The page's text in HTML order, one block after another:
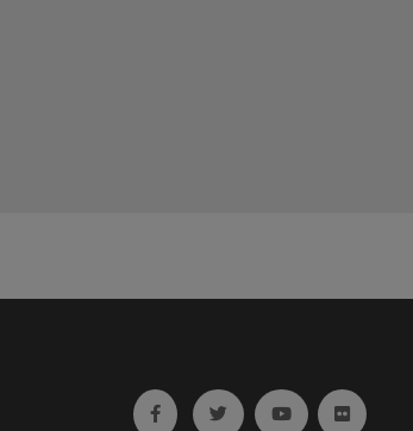
Ir a facebook (abre en ventana
Ir a twitter (abre en
Ir a YouTube
Ir a